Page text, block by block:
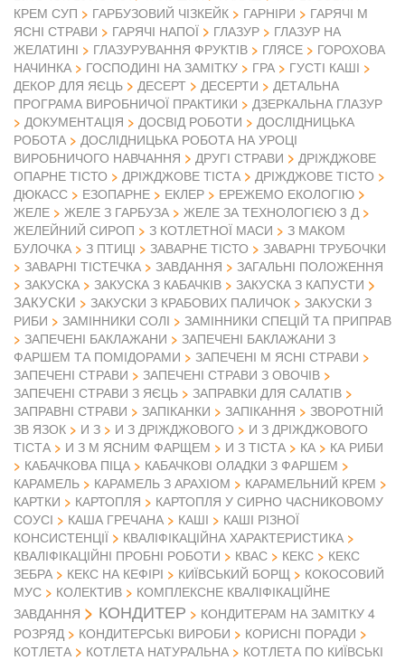
КРЕМ СУП
ГАРБУЗОВИЙ ЧІЗКЕЙК ГАРНІРИ
ГАРЯЧІ М
ЯСНІ СТРАВИ
ГАРЯЧІ НАПОЇ ГЛАЗУР
ГЛАЗУР НА
ЖЕЛАТИНІ
ГЛАЗУРУВАННЯ ФРУКТІВ ГЛЯСЕ
ГОРОХОВА
НАЧИНКА
ГОСПОДИНІ НА ЗАМІТКУ ГРА
ГУСТІ КАШІ
ДЕКОР ДЛЯ ЯЄЦЬ
ДЕСЕРТ ДЕСЕРТИ
ДЕТАЛЬНА
ПРОГРАМА ВИРОБНИЧОЇ ПРАКТИКИ
ДЗЕРКАЛЬНА ГЛАЗУР
ДОКУМЕНТАЦІЯ
ДОСВІД РОБОТИ
ДОСЛІДНИЦЬКА
РОБОТА
ДОСЛІДНИЦЬКА РОБОТА НА УРОЦІ
ВИРОБНИЧОГО НАВЧАННЯ
ДРУГІ СТРАВИ
ДРІЖДЖОВЕ
ОПАРНЕ ТІСТО
ДРІЖДЖОВЕ ТІСТА
ДРІЖДЖОВЕ ТІСТО
ДЮКАСС
ЕЗОПАРНЕ ЕКЛЕР
ЕРЕЖЕМО ЕКОЛОГІЮ
ЖЕЛЕ
ЖЕЛЕ З ГАРБУЗА
ЖЕЛЕ ЗА ТЕХНОЛОГІЄЮ 3 Д
ЖЕЛЕЙНИЙ СИРОП
З КОТЛЕТНОЇ МАСИ
З МАКОМ
БУЛОЧКА
З ПТИЦІ ЗАВАРНЕ ТІСТО
ЗАВАРНІ ТРУБОЧКИ
ЗАВАРНІ ТІСТЕЧКА
ЗАВДАННЯ
ЗАГАЛЬНІ ПОЛОЖЕННЯ
ЗАКУСКА
ЗАКУСКА З КАБАЧКІВ ЗАКУСКА З КАПУСТИ
ЗАКУСКИ ЗАКУСКИ З КРАБОВИХ ПАЛИЧОК
ЗАКУСКИ З
РИБИ
ЗАМІННИКИ СОЛІ
ЗАМІННИКИ СПЕЦІЙ ТА ПРИПРАВ
ЗАПЕЧЕНІ БАКЛАЖАНИ
ЗАПЕЧЕНІ БАКЛАЖАНИ З
ФАРШЕМ ТА ПОМІДОРАМИ
ЗАПЕЧЕНІ М ЯСНІ СТРАВИ
ЗАПЕЧЕНІ СТРАВИ
ЗАПЕЧЕНІ СТРАВИ З ОВОЧІВ
ЗАПЕЧЕНІ СТРАВИ З ЯЄЦЬ
ЗАПРАВКИ ДЛЯ САЛАТІВ
ЗАПРАВНІ СТРАВИ
ЗАПІКАНКИ ЗАПІКАННЯ
ЗВОРОТНІЙ
ЗВ ЯЗОК
И З И З ДРІЖДЖОВОГО
И З ДРІЖДЖОВОГО
ТІСТА
И З М ЯСНИМ ФАРЩЕМ И З ТІСТА КА
КА РИБИ
КАБАЧКОВА ПІЦА
КАБАЧКОВІ ОЛАДКИ З ФАРШЕМ
КАРАМЕЛЬ
КАРАМЕЛЬ З АРАХІОМ
КАРАМЕЛЬНИЙ КРЕМ
КАРТКИ
КАРТОПЛЯ
КАРТОПЛЯ У СИРНО ЧАСНИКОВОМУ
СОУСІ
КАША ГРЕЧАНА КАШІ
КАШІ РІЗНОЇ
КОНСИСТЕНЦІЇ
КВАЛІФІКАЦІЙНА ХАРАКТЕРИСТИКА
КВАЛІФІКАЦІЙНІ ПРОБНІ РОБОТИ
КВАС КЕКС
КЕКС
ЗЕБРА
КЕКС НА КЕФІРІ КИЇВСЬКИЙ БОРЩ
КОКОСОВИЙ
МУС
КОЛЕКТИВ
КОМПЛЕКСНЕ КВАЛІФІКАЦІЙНЕ
ЗАВДАННЯ
КОНДИТЕР
КОНДИТЕРАМ НА ЗАМІТКУ 4
РОЗРЯД
КОНДИТЕРСЬКІ ВИРОБИ
КОРИСНІ ПОРАДИ
КОТЛЕТА
КОТЛЕТА НАТУРАЛЬНА
КОТЛЕТА ПО КИЇВСЬКІ